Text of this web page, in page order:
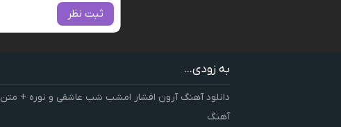
ثبت نظر
به زودی...
دانلود آهنگ آرون افشار امشب شب عاشقی و نوره + متن
آهنگ